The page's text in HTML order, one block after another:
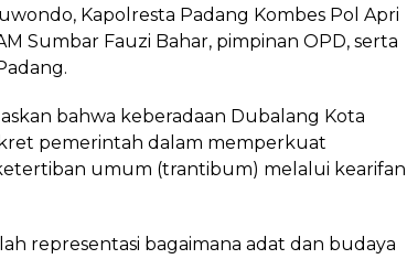
Kapolresta Padang Kombes Pol Apri
Sumbar Fauzi Bahar, pimpinan OPD, serta
bahwa keberadaan Dubalang Kota
pemerintah dalam memperkuat
umum (trantibum) melalui kearifan
representasi bagaimana adat dan budaya